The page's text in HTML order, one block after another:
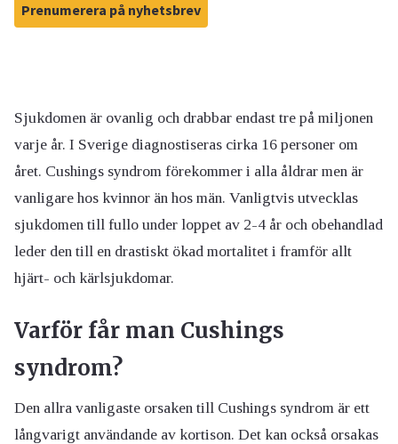
Prenumerera på nyhetsbrev
Sjukdomen är ovanlig och drabbar endast tre på miljonen
varje år. I Sverige diagnostiseras cirka 16 personer om
året. Cushings syndrom förekommer i alla åldrar men är
vanligare hos kvinnor än hos män. Vanligtvis utvecklas
sjukdomen till fullo under loppet av 2-4 år och obehandlad
leder den till en drastiskt ökad mortalitet i framför allt
hjärt- och kärlsjukdomar.
Varför får man Cushings
syndrom?
Den allra vanligaste orsaken till Cushings syndrom är ett
långvarigt användande av kortison. Det kan också orsakas